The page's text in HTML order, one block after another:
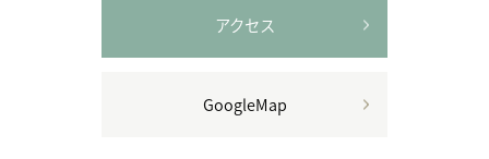
アクセス
GoogleMap